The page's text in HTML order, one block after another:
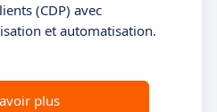
(CDP) avec
et automatisation.
plus